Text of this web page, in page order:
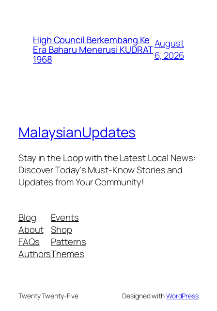
High Council Berkembang Ke
Era Baharu Menerusi KUDRAT
1968
August
6, 2026
MalaysianUpdates
Stay in the Loop with the Latest Local News:
Discover Today's Must-Know Stories and
Updates from Your Community!
Blog
About
FAQs
Authors
Events
Shop
Patterns
Themes
Twenty Twenty-Five Designed withWordPress